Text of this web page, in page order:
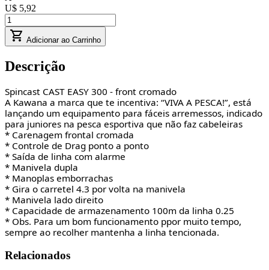
U$ 5,92
Adicionar ao Carrinho
Descrição
Spincast CAST EASY 300 - front cromado
A Kawana a marca que te incentiva: “VIVA A PESCA!”, está
lançando um equipamento para fáceis arremessos, indicado
para juniores na pesca esportiva que não faz cabeleiras
* Carenagem frontal cromada
* Controle de Drag ponto a ponto
* Saída de linha com alarme
* Manivela dupla
* Manoplas emborrachas
* Gira o carretel 4.3 por volta na manivela
* Manivela lado direito
* Capacidade de armazenamento 100m da linha 0.25
* Obs. Para um bom funcionamento ppor muito tempo,
sempre ao recolher mantenha a linha tencionada.
Relacionados